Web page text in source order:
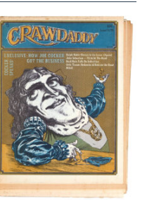
Crawdaddy – June/11/72